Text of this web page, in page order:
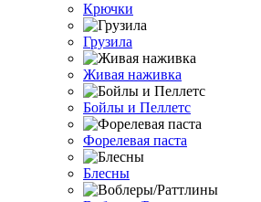
Крючки
Грузила
Живая наживка
Бойлы и Пеллетс
Форелевая паста
Блесны